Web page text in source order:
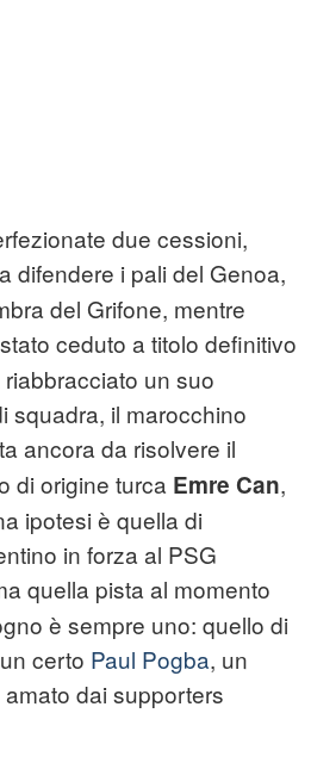
due cessioni,
difendere i pali del Genoa,
del Grifone, mentre
ceduto a titolo definitivo
un suo
squadra, il marocchino
ancora da risolvere il
di origine turca Emre Can,
ipotesi è quella di
in forza al PSG
quella pista al momento
è sempre uno: quello di
certo Paul Pogba, un
dai supporters